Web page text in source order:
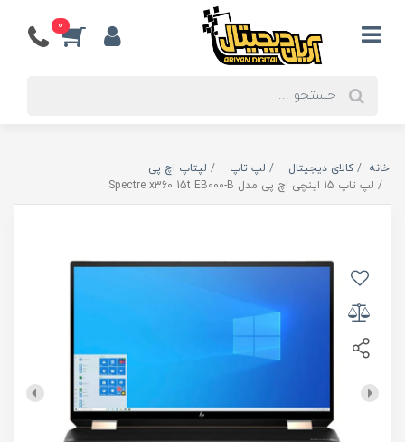
0
خانه کالای دیجیتال لپ تاپ
لپتاپ اچ پی
لپ تاپ 15 اینچی اچ پی مدل Spectre x360 15t EB000-B